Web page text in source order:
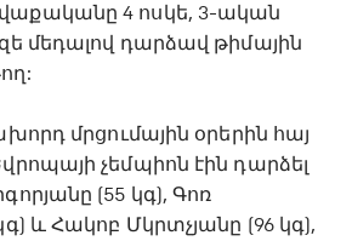
4 ոսկե, 3-ական
մեդալով դարձավ թիմային
մրցումային օրերին հայ
չեմպիոն էին դարձել
(55 կգ), Գոռ
և Հակոբ Մկրտչյանը (96 կգ),